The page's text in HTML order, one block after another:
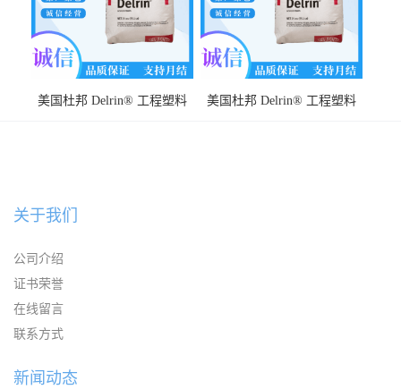
美国杜邦 Delrin® 工程塑料
美国杜邦 Delrin® 工程塑料
关于我们
公司介绍
证书荣誉
在线留言
联系方式
新闻动态